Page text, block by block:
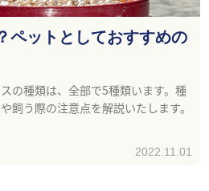
ペットとしておすすめの
の種類は、全部で5種類います。種
飼う際の注意点を解説いたします。
2022.11.01